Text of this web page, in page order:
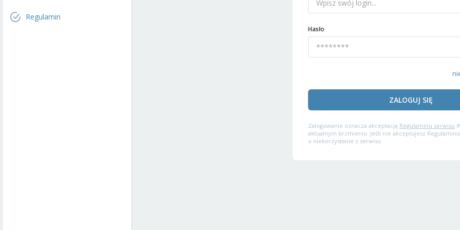
Regulamin
Hasło
ZALOGUJ SIĘ
Zalogowanie oznacza akceptację Regulaminu serwisu
aktualnym brzmieniu. Jeśli nie akceptujesz
o niekorzystanie z serwisu.